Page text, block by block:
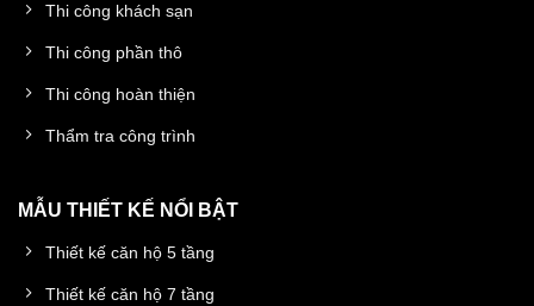
Thi công khách sạn
Thi công phần thô
Thi công hoàn thiện
Thẩm tra công trình
MẪU THIẾT KẾ NỔI BẬT
Thiết kế căn hộ 5 tầng
Thiết kế căn hộ 7 tầng